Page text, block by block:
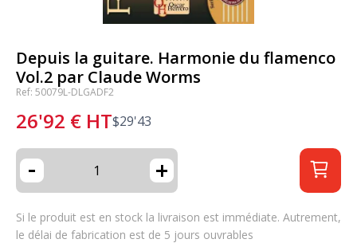
Depuis la guitare. Harmonie du flamenco
Vol.2 par Claude Worms
Ref: 50079L-DLGADF2
26'92 € HT$29'43
- +
Si le produit est en stock la livraison est immédiate. Autrement,
le délai de fabrication est de 5 jours ouvrables